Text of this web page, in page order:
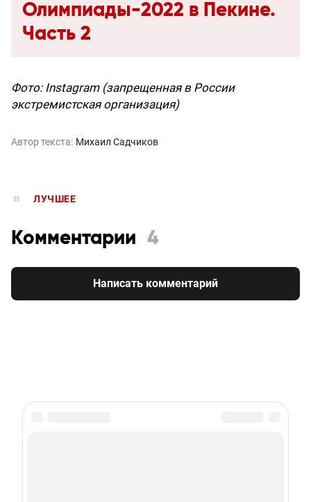
Олимпиады-2022 в Пекине.
Часть 2
Фото: Instagram (запрещенная в России
экстремистская организация)
Автор текста: Михаил Садчиков
ЛУЧШЕЕ
Комментарии 4
Написать комментарий